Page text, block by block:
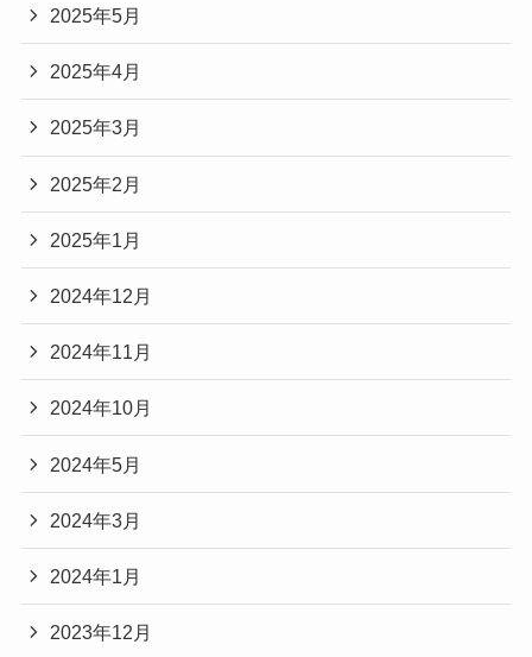
2025年5月
2025年4月
2025年3月
2025年2月
2025年1月
2024年12月
2024年11月
2024年10月
2024年5月
2024年3月
2024年1月
2023年12月